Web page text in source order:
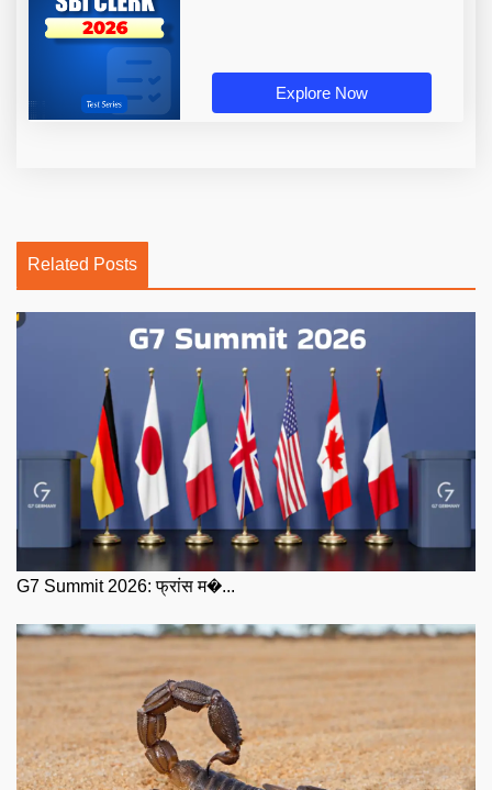
Explore Now
Related Posts
G7 Summit 2026: फ्रांस म�...